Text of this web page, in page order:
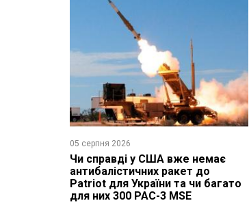
05 серпня 2026
Чи справді у США вже немає
антибалістичних ракет до
Patriot для України та чи багато
для них 300 PAC-3 MSE